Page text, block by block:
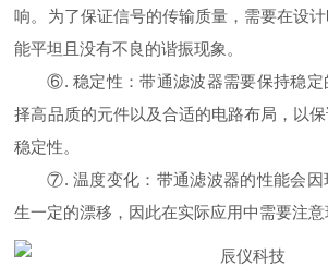
响。为了保证信号的传输质量，需要在设
能平坦且没有不良的谐振现象。
⑥. 稳定性：带通滤波器需要保持稳定
择高品质的元件以及合适的电路布局，以
稳定性。
⑦. 温度变化：带通滤波器的性能会因
生一定的漂移，因此在实际应用中需要注意